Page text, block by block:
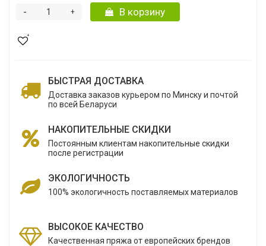
+
- В корзину
БЫСТРАЯ ДОСТАВКА
Доставка заказов курьером по Минску и почтой
по всей Беларуси
НАКОПИТЕЛЬНЫЕ СКИДКИ
Постоянным клиентам накопительные скидки
после регистрации
ЭКОЛОГИЧНОСТЬ
100% экологичность поставляемых материалов
ВЫСОКОЕ КАЧЕСТВО
Качественная пряжа от европейских брендов